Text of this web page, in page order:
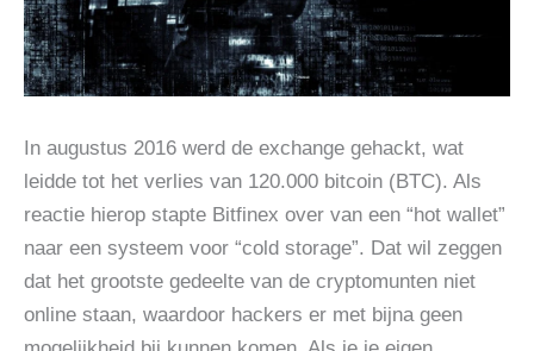
In augustus 2016 werd de exchange gehackt, wat
leidde tot het verlies van 120.000 bitcoin (BTC). Als
reactie hierop stapte Bitfinex over van een “hot wallet”
naar een systeem voor “cold storage”. Dat wil zeggen
dat het grootste gedeelte van de cryptomunten niet
online staan, waardoor hackers er met bijna geen